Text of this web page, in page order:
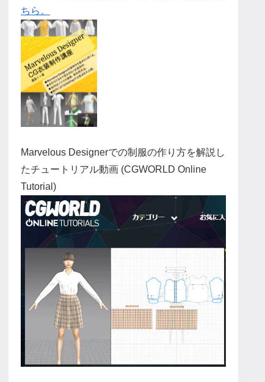
ちら。
Marvelous Designerでの制服の作り方を解説し
たチュートリアル動画 (CGWORLD Online
Tutorial)